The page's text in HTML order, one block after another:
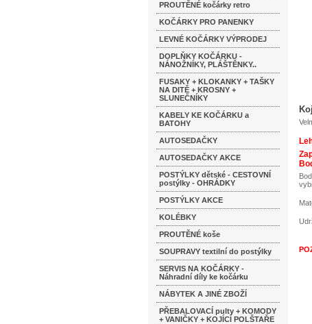
PROUTĚNÉ kočárky retro
KOČÁRKY PRO PANENKY
LEVNÉ KOČÁRKY VÝPRODEJ
DOPLŇKY KOČÁRKU -
NÁNOŽNÍKY, PLÁŠTĚNKY..
FUSAKY + KLOKANKY + TAŠKY
NA DITĚ + KROSNY +
SLUNEČNÍKY
KABELY KE KOČÁRKU a
BATOHY
AUTOSEDAČKY
AUTOSEDAČKY AKCE
POSTÝLKY dětské - CESTOVNÍ
postýlky - OHRÁDKY
POSTÝLKY AKCE
KOLÉBKY
PROUTĚNÉ koše
SOUPRAVY textilní do postýlky
SERVIS NA KOČÁRKY -
Náhradní díly ke kočárku
NÁBYTEK A JINÉ ZBOŽÍ
PŘEBALOVACÍ pulty + KOMODY
+ VANIČKY + KOJÍCÍ POLŠTAŘE